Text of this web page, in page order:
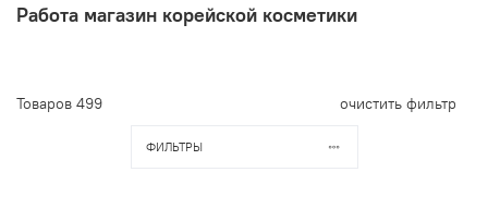
Работа магазин корейской косметики
Товаров 499 очистить фильтр
ФИЛЬТРЫ